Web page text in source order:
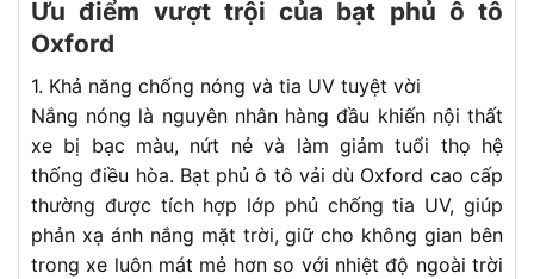
Ưu điểm vượt trội của bạt phủ ô tô
Oxford
1. Khả năng chống nóng và tia UV tuyệt vời
Nắng nóng là nguyên nhân hàng đầu khiến nội thất
xe bị bạc màu, nứt nẻ và làm giảm tuổi thọ hệ
thống điều hòa. Bạt phủ ô tô vải dù Oxford cao cấp
thường được tích hợp lớp phủ chống tia UV, giúp
phản xạ ánh nắng mặt trời, giữ cho không gian bên
trong xe luôn mát mẻ hơn so với nhiệt độ ngoài trời